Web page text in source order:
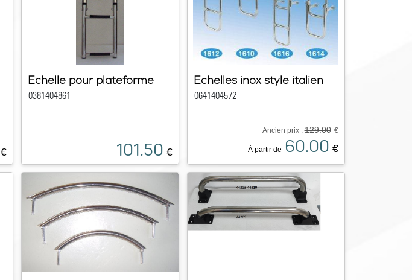
€
Echelle pour plateforme
0381404861
101.50 €
Echelles inox style italien
0641404572
Ancien prix :129.00 €
À partir de 60.00 €